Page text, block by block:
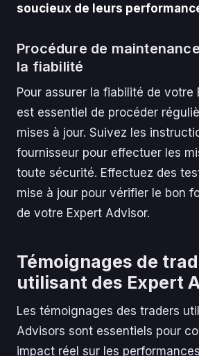
soucieux de leurs
Procédure de
la fiabilité
Pour assurer la fiabilité de votre
est essentiel de procéder
mises à jour. Suivez les
fournisseur pour effectuer les
toute sécurité. Effectuez des
mise à jour pour vérifier le bon
de votre Expert Advisor.
Témoignages de
utilisant des Expert
Les témoignages des traders
Advisors sont essentiels pour
impact réel sur les